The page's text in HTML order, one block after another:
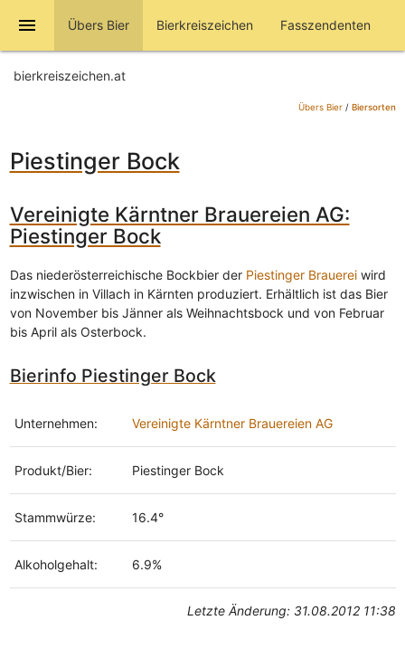
menu Übers Bier Bierkreiszeichen Fasszendenten
bierkreiszeichen.at
Übers Bier/ Biersorten
Piestinger Bock
Vereinigte Kärntner Brauereien AG:
Piestinger Bock
Das niederösterreichische Bockbier der Piestinger Brauereiwird
inzwischen in Villach in Kärnten produziert. Erhältlich ist das Bier
von November bis Jänner als Weihnachtsbock und von Februar
bis April als Osterbock.
Bierinfo Piestinger Bock
Unternehmen: Vereinigte Kärntner Brauereien AG
Produkt/Bier: Piestinger Bock
Stammwürze: 16.4°
Alkoholgehalt: 6.9%
Letzte Änderung: 31.08.2012 11:38